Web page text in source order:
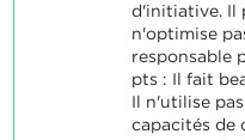
d'initiative. Il
n'optimise
responsable
pts : Il fait
Il n'utilise
capacités de